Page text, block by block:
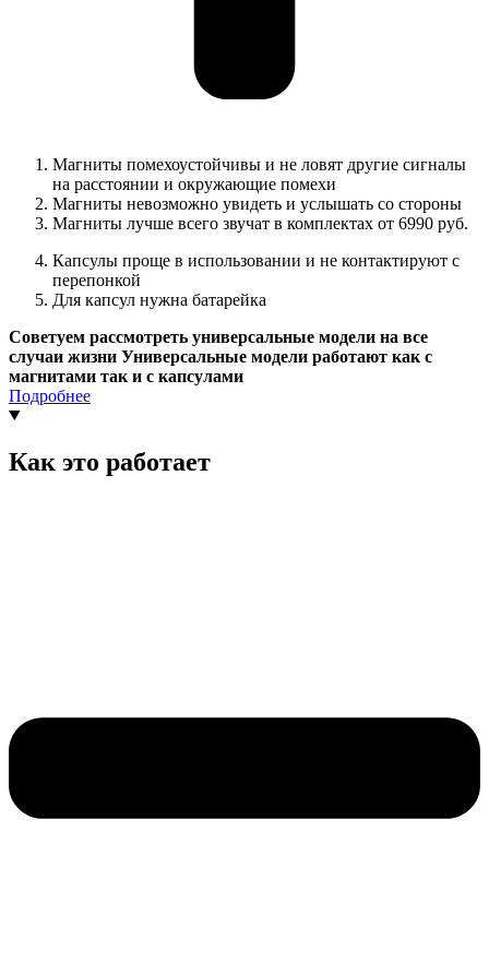
Магниты помехоустойчивы и не ловят другие сигналы
на расстоянии и окружающие помехи
Магниты невозможно увидеть и услышать со стороны
Магниты лучше всего звучат в комплектах от 6990 руб.
Капсулы проще в использовании и не контактируют с
перепонкой
Для капсул нужна батарейка
Советуем рассмотреть универсальные модели на все
случаи жизни Универсальные модели работают как с
магнитами так и с капсулами
Подробнее
Как это работает